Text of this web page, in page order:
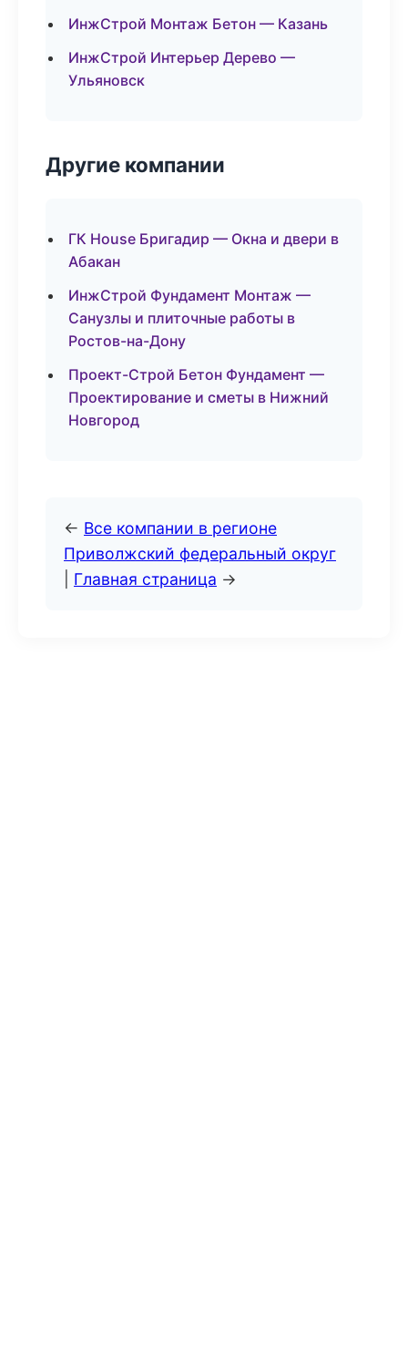
ИнжСтрой Монтаж Бетон — Казань
ИнжСтрой Интерьер Дерево —
Ульяновск
Другие компании
ГК House Бригадир — Окна и двери в
Абакан
ИнжСтрой Фундамент Монтаж —
Санузлы и плиточные работы в
Ростов-на-Дону
Проект-Строй Бетон Фундамент —
Проектирование и сметы в Нижний
Новгород
← Все компании в регионе
Приволжский федеральный округ
Главная страница →